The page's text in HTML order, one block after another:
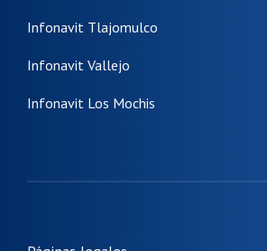
Infonavit Tlajomulco
Infonavit Vallejo
Infonavit Los Mochis